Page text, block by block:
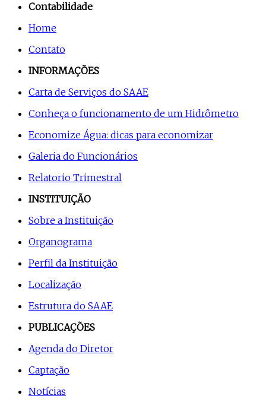
Contabilidade
Home
Contato
INFORMAÇÕES
Carta de Serviços do SAAE
Conheça o funcionamento de um Hidrômetro
Economize Água: dicas para economizar
Galeria do Funcionários
Relatorio Trimestral
INSTITUIÇÃO
Sobre a Instituição
Organograma
Perfil da Instituição
Localização
Estrutura do SAAE
PUBLICAÇÕES
Agenda do Diretor
Captação
Notícias